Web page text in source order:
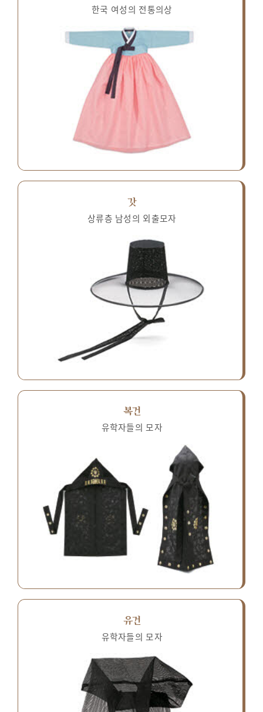
한국 여성의 전통의상
갓
상류층 남성의 외출모자
복건
유학자들의 모자
유건
유학자들의 모자